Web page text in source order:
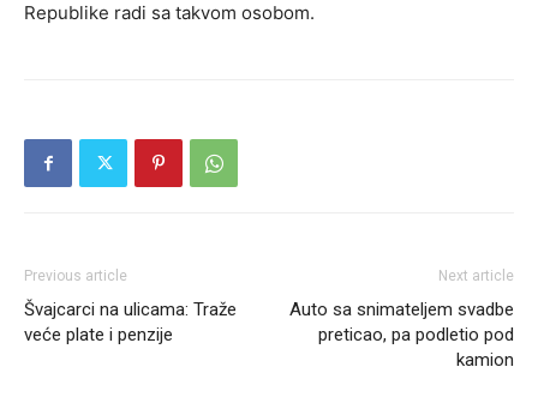
Republike radi sa takvom osobom.
Previous article
Švajcarci na ulicama: Traže
veće plate i penzije
Next article
Auto sa snimateljem svadbe
preticao, pa podletio pod
kamion